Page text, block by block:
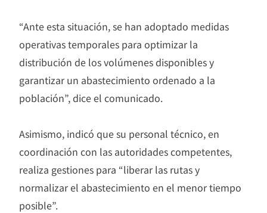
“Ante esta situación, se han adoptado medidas
operativas temporales para optimizar la
distribución de los volúmenes disponibles y
garantizar un abastecimiento ordenado a la
población”, dice el comunicado.
Asimismo, indicó que su personal técnico, en
coordinación con las autoridades competentes,
realiza gestiones para “liberar las rutas y
normalizar el abastecimiento en el menor tiempo
posible”.